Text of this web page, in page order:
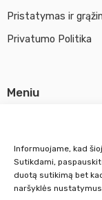
Informuojame, kad
Sutikdami,
duotą sutikimą bet
naršyklės
Pristatymas ir
Privatumo Politika
Meniu
Susisiekti su mumis